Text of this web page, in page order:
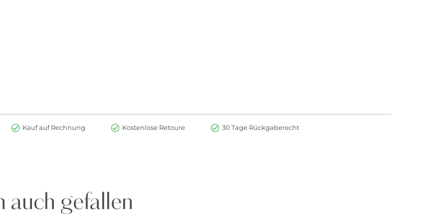
Und woher kommt die Milch? Ob Kinder nun der Kindergarten, die Baustelle, der Körper, der Bauernhof oder
Kauf auf Rechnung Kostenlose Retoure 30 Tage Rückgaberecht
auch gefallen